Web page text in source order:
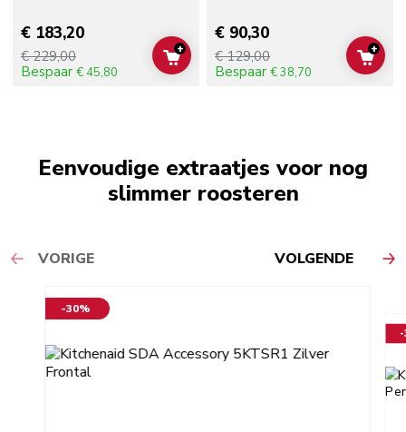
€ 183,20
€ 229,00
Bespaar € 45,80
ADD TO CART
+
€ 90,30
€ 129,00
Bespaar € 38,70
ADD
+
Eenvoudige extraatjes voor nog
slimmer roosteren
VORIGE VOLGENDE
-30%
-